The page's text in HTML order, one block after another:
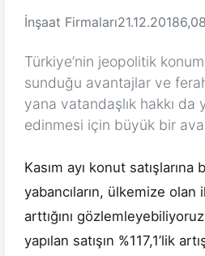
İnşaat Firmaları21.12.2018
Türkiye’nin jeopolitik
sunduğu avantajlar ve
yana vatandaşlık hakkı da
edinmesi için büyük bir
Kasım ayı konut satışlarına
yabancıların, ülkemize
arttığını
yapılan satışın %117,1’lik